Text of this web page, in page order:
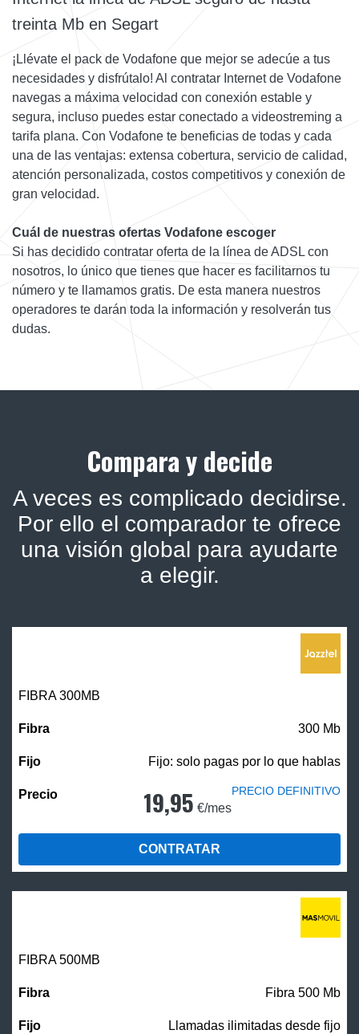
treinta Mb en Segart
¡Llévate el pack de Vodafone que mejor se adecúe a tus
necesidades y disfrútalo! Al contratar Internet de Vodafone
navegas a máxima velocidad con conexión estable y
segura, incluso puedes estar conectado a videostreming a
tarifa plana. Con Vodafone te beneficias de todas y cada
una de las ventajas: extensa cobertura, servicio de calidad,
atención personalizada, costos competitivos y conexión de
gran velocidad.
Cuál de nuestras ofertas Vodafone escoger
Si has decidido contratar oferta de la línea de ADSL con
nosotros, lo único que tienes que hacer es facilitarnos tu
número y te llamamos gratis. De esta manera nuestros
operadores te darán toda la información y resolverán tus
dudas.
Compara y decide
A veces es complicado decidirse.
Por ello el comparador te ofrece
una visión global para ayudarte
a elegir.
FIBRA 300MB
300 Mb
Fijo: solo pagas por lo que hablas
19,95 €/mes
PRECIO DEFINITIVO
CONTRATAR
FIBRA500MB
Fibra 500 Mb
Llamadas ilimitadas desde fijo